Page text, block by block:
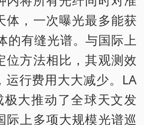
体，一次曝光最多能获
的有缝光谱。与国际上
位方法相比，其观测效
运行费用大大减少。LA
极大推动了全球天文发
际上多项大规模光谱巡